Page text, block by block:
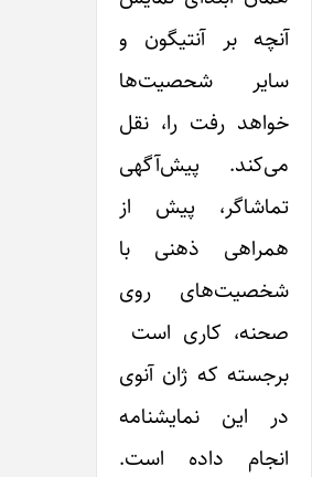
آنچه بر آنتیگون و
سایر شحصیت‌ها
خواهد رفت را، نقل
می‌کند. پیش‌آگهی
تماشاگر، پیش از
همراهی ذهنی با
شخصیت‌های روی
صحنه، کاری است
برجسته که ژان آنوی
در این نمایشنامه
انجام داده است.